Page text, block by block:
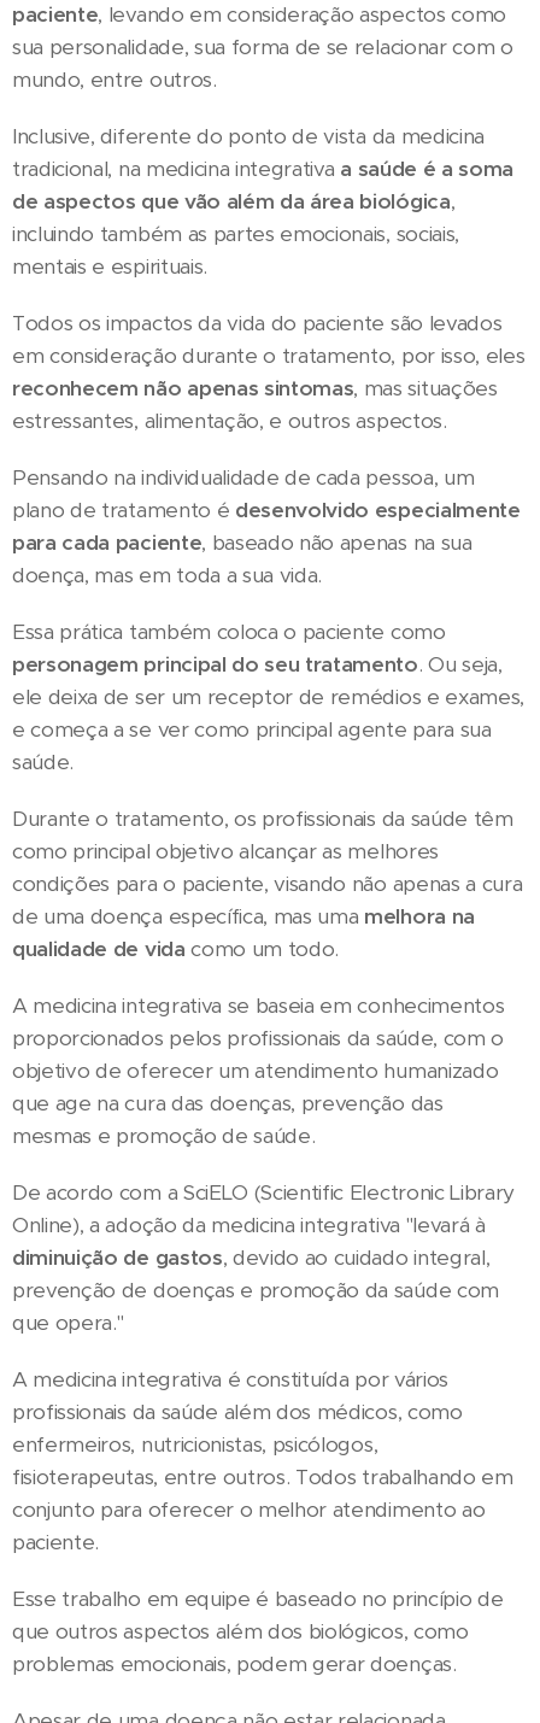
paciente, levando em consideração aspectos como
sua personalidade, sua forma de se relacionar com o
mundo, entre outros.
Inclusive, diferente do ponto de vista da medicina
tradicional, na medicina integrativa a saúde é a soma
de aspectos que vão além da área biológica,
incluindo também as partes emocionais, sociais,
mentais e espirituais.
Todos os impactos da vida do paciente são levados
em consideração durante o tratamento, por isso, eles
reconhecem não apenas sintomas, mas situações
estressantes, alimentação, e outros aspectos.
Pensando na individualidade de cada pessoa, um
plano de tratamento é desenvolvido especialmente
para cada paciente, baseado não apenas na sua
doença, mas em toda a sua vida.
Essa prática também coloca o paciente como
personagem principal do seu tratamento. Ou seja,
ele deixa de ser um receptor de remédios e exames,
e começa a se ver como principal agente para sua
saúde.
Durante o tratamento, os profissionais da saúde têm
como principal objetivo alcançar as melhores
condições para o paciente, visando não apenas a cura
de uma doença específica, mas uma melhora na
qualidade de vida como um todo.
A medicina integrativa se baseia em conhecimentos
proporcionados pelos profissionais da saúde, com o
objetivo de oferecer um atendimento humanizado
que age na cura das doenças, prevenção das
mesmas e promoção de saúde.
De acordo com a SciELO (Scientific Electronic Library
Online), a adoção da medicina integrativa "levará à
diminuição de gastos, devido ao cuidado integral,
prevenção de doenças e promoção da saúde com
que opera."
A medicina integrativa é constituída por vários
profissionais da saúde além dos médicos, como
enfermeiros, nutricionistas, psicólogos,
fisioterapeutas, entre outros. Todos trabalhando em
conjunto para oferecer o melhor atendimento ao
paciente.
Esse trabalho em equipe é baseado no princípio de
que outros aspectos além dos biológicos, como
problemas emocionais, podem gerar doenças.